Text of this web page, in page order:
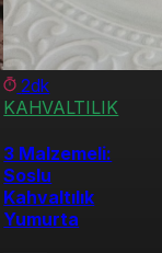
2dk
KAHVALTILIK
3 Malzemeli:
Soslu
Kahvaltılık
Yumurta